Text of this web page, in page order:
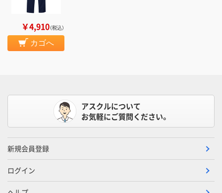
￥4,910（税込）
カゴへ
アスクルについて
お気軽にご質問ください。
新規会員登録
ログイン